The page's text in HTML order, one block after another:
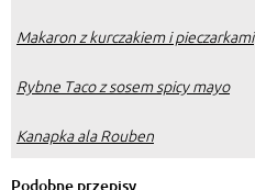
Makaron z kurczakiem i pieczarkami
Rybne Taco z sosem spicy mayo
Kanapka ala Rouben
Podobne przepisy